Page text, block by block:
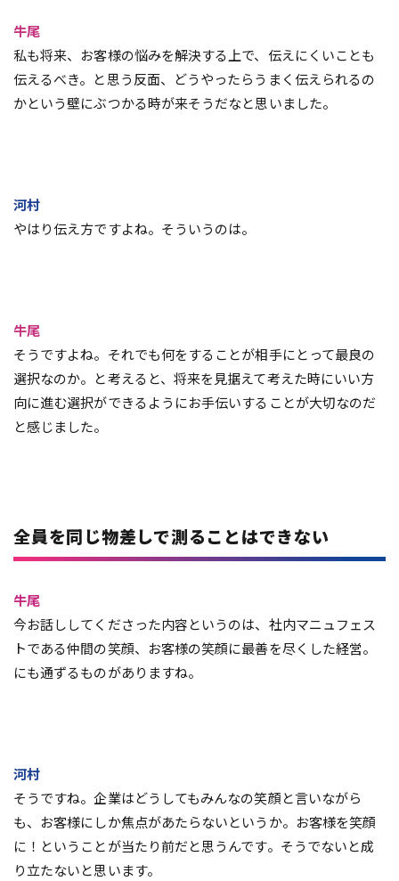
牛尾
私も将来、お客様の悩みを解決する上で、伝えにくいことも
伝えるべき。と思う反面、どうやったらうまく伝えられるの
かという壁にぶつかる時が来そうだなと思いました。
河村
やはり伝え方ですよね。そういうのは。
牛尾
そうですよね。それでも何をすることが相手にとって最良の
選択なのか。と考えると、将来を見据えて考えた時にいい方
向に進む選択ができるようにお手伝いすることが大切なのだ
と感じました。
全員を同じ物差しで測ることはできない
牛尾
今お話ししてくださった内容というのは、社内マニュフェス
トである仲間の笑顔、お客様の笑顔に最善を尽くした経営。
にも通ずるものがありますね。
河村
そうですね。企業はどうしてもみんなの笑顔と言いながら
も、お客様にしか焦点があたらないというか。お客様を笑顔
に！ということが当たり前だと思うんです。そうでないと成
り立たないと思います。